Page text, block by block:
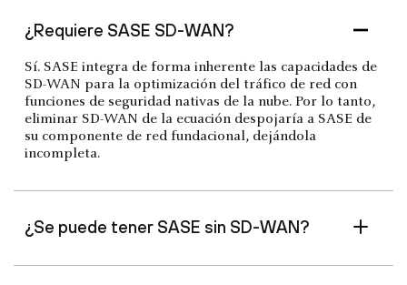
¿Requiere SASE SD-WAN?
Sí. SASE integra de forma inherente las capacidades de
SD-WAN para la optimización del tráfico de red con
funciones de seguridad nativas de la nube. Por lo tanto,
eliminar SD-WAN de la ecuación despojaría a SASE de
su componente de red fundacional, dejándola
incompleta.
¿Se puede tener SASE sin SD-WAN?